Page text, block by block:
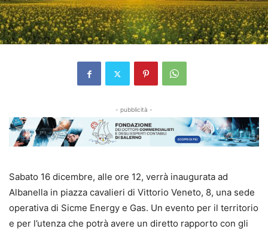
- pubblicità -
Sabato 16 dicembre, alle ore 12, verrà inaugurata ad
Albanella in piazza cavalieri di Vittorio Veneto, 8, una sede
operativa di Sicme Energy e Gas. Un evento per il territorio
e per l’utenza che potrà avere un diretto rapporto con gli